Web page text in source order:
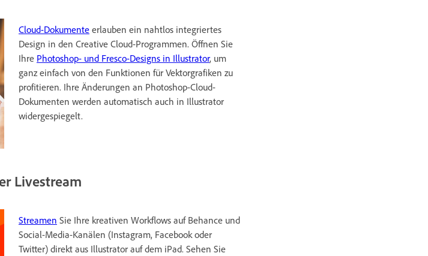
Cloud-Dokumenteerlauben ein nahtlos integriertes
Design in den Creative Cloud-Programmen. Öffnen Sie
Ihre Photoshop- und Fresco-Designs in Illustrator, um
ganz einfach von den Funktionen für Vektorgrafiken zu
profitieren. Ihre Änderungen an Photoshop-Cloud-
Dokumenten werden automatisch auch in Illustrator
widergespiegelt.
Livestream
Streamen Sie Ihre kreativen Workflows auf Behance und
Social-Media-Kanälen (Instagram, Facebook oder
Twitter) direkt aus Illustrator auf dem iPad. Sehen Sie